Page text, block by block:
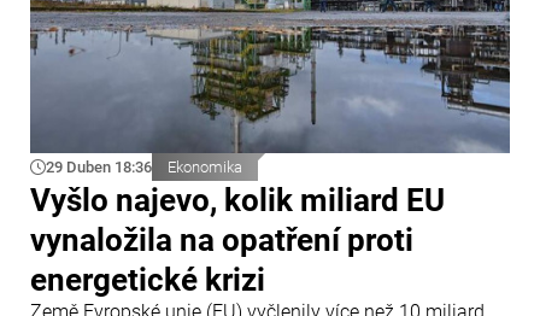
29 Duben 18:36 Ekonomika
Vyšlo najevo, kolik miliard EU
vynaložila na opatření proti
energetické krizi